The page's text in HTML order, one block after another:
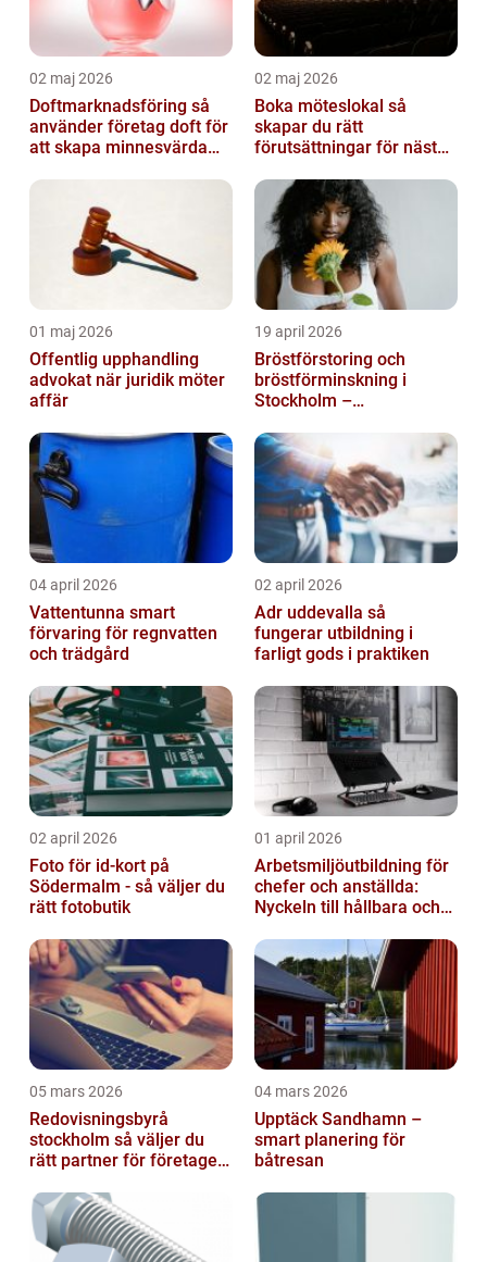
02 maj 2026
Doftmarknadsföring så
använder företag doft för
att skapa minnesvärda
02 maj 2026
Boka möteslokal så
skapar du rätt
förutsättningar för nästa
01 maj 2026
Offentlig upphandling
advokat när juridik möter
affär
19 april 2026
Bröstförstoring och
bröstförminskning i
Stockholm –
04 april 2026
Vattentunna smart
förvaring för regnvatten
och trädgård
02 april 2026
Adr uddevalla så
fungerar utbildning i
farligt gods i praktiken
02 april 2026
Foto för id-kort på
Södermalm - så väljer du
rätt fotobutik
01 april 2026
Arbetsmiljöutbildning för
chefer och anställda:
Nyckeln till hållbara och
05 mars 2026
Redovisningsbyrå
stockholm så väljer du
rätt partner för företagets
04 mars 2026
Upptäck Sandhamn –
smart planering för
båtresan